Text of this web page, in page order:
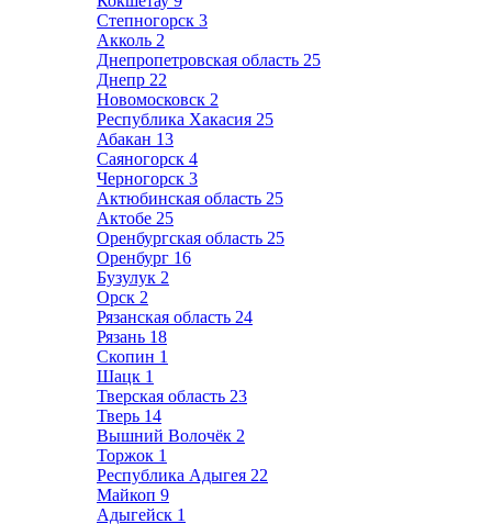
Степногорск 3
Акколь 2
Днепропетровская область 25
Днепр 22
Новомосковск 2
Республика Хакасия 25
Абакан 13
Саяногорск 4
Черногорск 3
Актюбинская область 25
Актобе 25
Оренбургская область 25
Оренбург 16
Бузулук 2
Орск 2
Рязанская область 24
Рязань 18
Скопин 1
Шацк 1
Тверская область 23
Тверь 14
Вышний Волочёк 2
Торжок 1
Республика Адыгея 22
Майкоп 9
Адыгейск 1